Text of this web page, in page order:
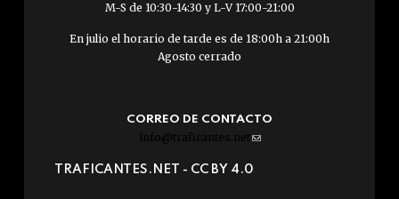
M-S de 10:30-14:30 y L-V 17:00-21:00
En julio el horario de tarde es de 18:00h a 21:00h
Agosto cerrado
CORREO DE CONTACTO
info@traficantes.net (link
e-
TRAFICANTES.NET - CC BY 4.0